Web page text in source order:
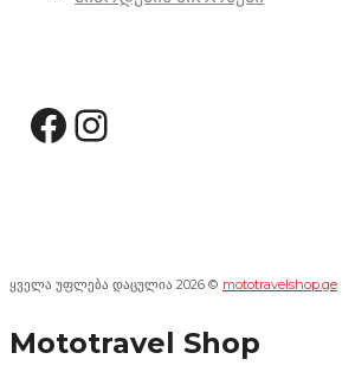
Facebook
Instagram
ყველა უფლება დაცულია 2026 © mototravelshop.ge
Mototravel Shop